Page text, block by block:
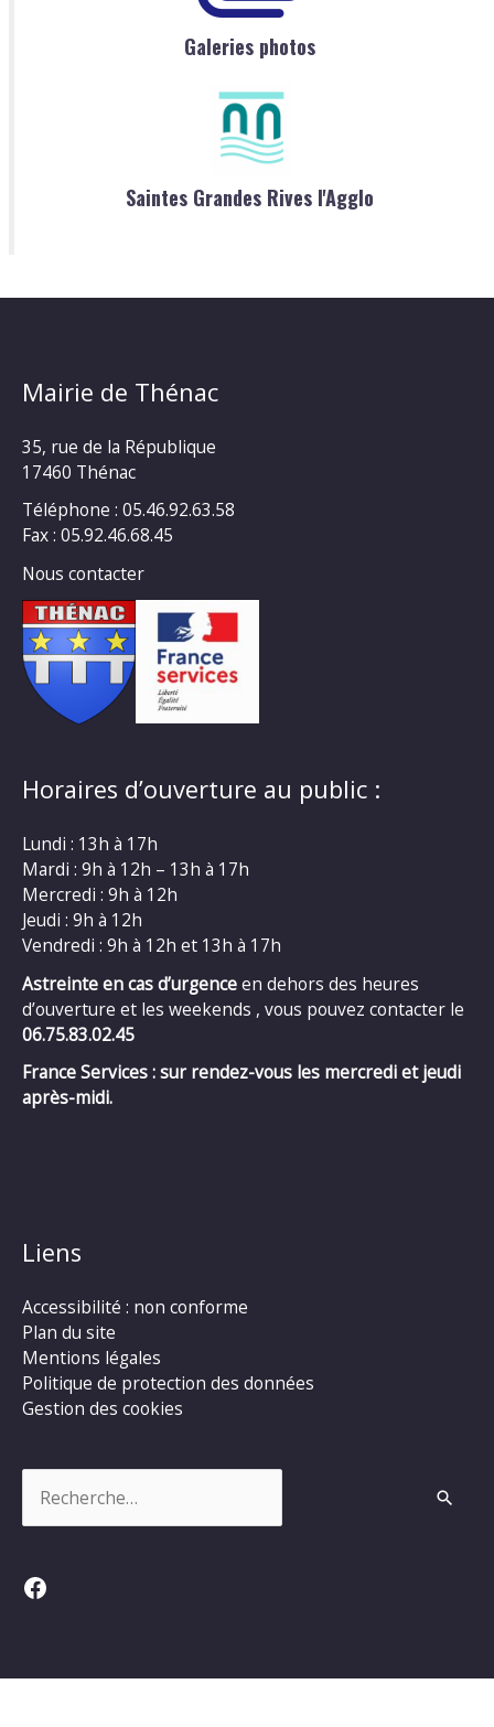
Galeries photos
Saintes Grandes Rives l'Agglo
Mairie de Thénac
35, rue de la République
17460 Thénac
Téléphone : 05.46.92.63.58
Fax : 05.92.46.68.45
Nous contacter
Horaires d’ouverture au public :
Lundi : 13h à 17h
Mardi : 9h à 12h – 13h à 17h
Mercredi : 9h à 12h
Jeudi : 9h à 12h
Vendredi : 9h à 12h et 13h à 17h
Astreinte en cas d’urgenceen dehors des heures
d’ouverture et les weekends , vous pouvez contacter le
06.75.83.02.45
France Services : sur rendez-vous les mercredi et jeudi
après-midi.
Liens
Accessibilité : non conforme
Plan du site
Mentions légales
Politique de protection des données
Gestion des cookies
Facebook